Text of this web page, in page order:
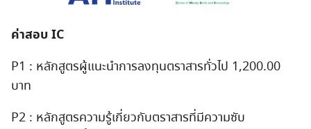
for:
ค่าสอบ IC
P1 : หลักสูตรผู้แนะนำการลงทุนตราสารทั่วไป 1,200.00
บาท
P2 : หลักสูตรความรู้เกี่ยวกับตราสารที่มีความซับ